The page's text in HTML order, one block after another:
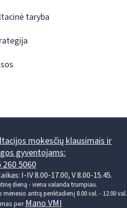
taryba
mokesčių klausimais ir
gyventojams:
260 5060
I-IV 8.00-17.00, V 8.00-15.45.
dieną - viena valanda trumpiau.
mėnesio antrą penktadienį 8.00 val. - 12.00 val.
perMano VMI